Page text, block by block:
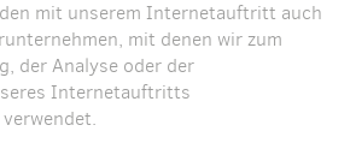
mit unserem Internetauftritt auch
mit denen wir zum
der Analyse oder der
Internetauftritts